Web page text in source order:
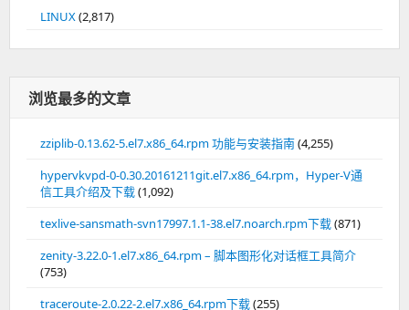
LINUX(2,817)
浏览最多的文章
zziplib-0.13.62-5.el7.x86_64.rpm 功能与安装指南(4,255)
hypervkvpd-0-0.30.20161211git.el7.x86_64.rpm，Hyper-V通
信工具介绍及下载(1,092)
texlive-sansmath-svn17997.1.1-38.el7.noarch.rpm下载(871)
zenity-3.22.0-1.el7.x86_64.rpm – 脚本图形化对话框工具简介
(753)
traceroute-2.0.22-2.el7.x86_64.rpm下载(255)